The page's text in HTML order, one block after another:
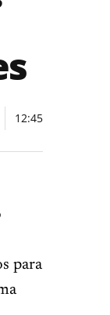
12:45
para